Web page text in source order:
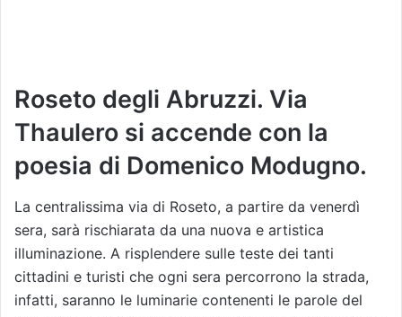
Roseto degli Abruzzi. Via
Thaulero si accende con la
poesia di Domenico Modugno.
La centralissima via di Roseto, a partire da venerdì
sera, sarà rischiarata da una nuova e artistica
illuminazione. A risplendere sulle teste dei tanti
cittadini e turisti che ogni sera percorrono la strada,
infatti, saranno le luminarie contenenti le parole del